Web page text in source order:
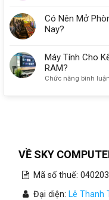
Có Nên Mở
Nay?
Máy Tính Cho
RAM?
Chức năng bình
VỀ SKY
Mã số thuế:
Đại diện: Lê Thanh